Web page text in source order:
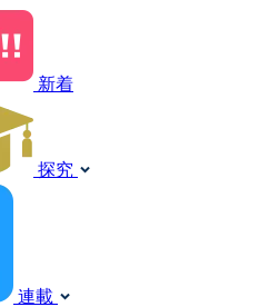
新着
探究
連載